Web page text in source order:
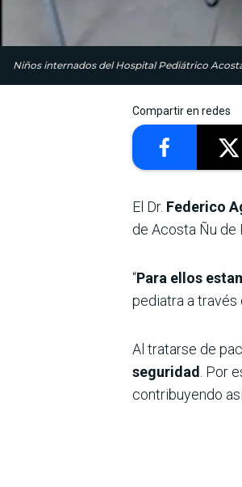
Niños internados del Hospital Pediátrico
Compartir en redes
El Dr. Federico
de Acosta Ñu de
“Para ellos
pediatra a través
Al tratarse de
seguridad . Por
contribuyendo